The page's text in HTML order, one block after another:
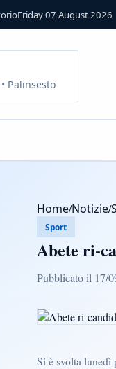
Friday 07 August 2026
Palinsesto
Home/Notizie/
Sport
Abete ri-
Pubblicato il 17/
Si è svolta lunedì